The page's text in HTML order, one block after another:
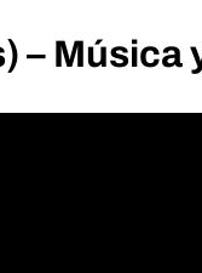
– Música